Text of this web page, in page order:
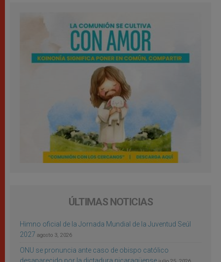
ÚLTIMAS NOTICIAS
Himno oficial de la Jornada Mundial de la Juventud Seúl
2027 agosto 3, 2026
ONU se pronuncia ante caso de obispo católico